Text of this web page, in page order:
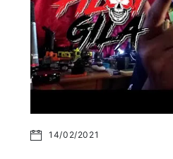
14/02/2021